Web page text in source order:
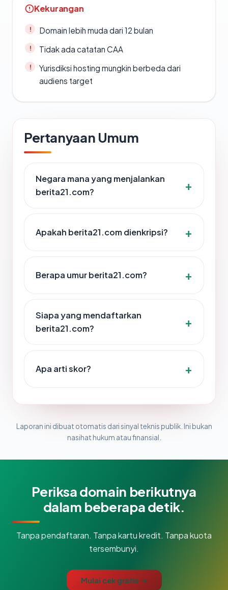
Kekurangan
Domain lebih muda dari 12 bulan
Tidak ada catatan CAA
Yurisdiksi hosting mungkin berbeda dari
audiens target
Pertanyaan Umum
Negara mana yang menjalankan
berita21.com?
Apakah berita21.com dienkripsi?
Berapa umur berita21.com?
Siapa yang mendaftarkan
berita21.com?
Apa arti skor?
Laporan ini dibuat otomatis dari sinyal teknis publik. Ini bukan
nasihat hukum atau finansial.
Periksa domain berikutnya
dalam beberapa detik.
Tanpa pendaftaran. Tanpa kartu kredit. Tanpa kuota
tersembunyi.
Mulai cek gratis →